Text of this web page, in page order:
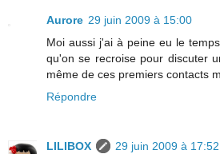
Aurore 29 juin 2009 à 15:00
Moi aussi j'ai à peine eu le
qu'on se recroise pour discuter
même de ces premiers contacts
Répondre
LILIBOX
29 juin 2009 à 17:52